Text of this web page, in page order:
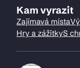
Kam vyrazit
Zajímavá místa
Hry a zážitkyS